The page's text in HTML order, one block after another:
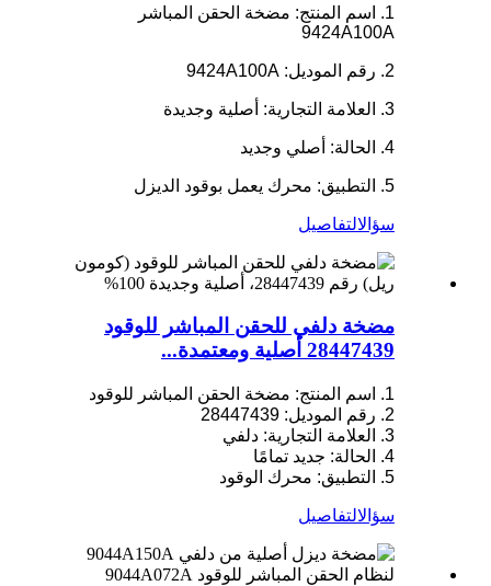
1. اسم المنتج: مضخة الحقن المباشر
9424A100A
2. رقم الموديل: 9424A100A
3. العلامة التجارية: أصلية وجديدة
4. الحالة: أصلي وجديد
5. التطبيق: محرك يعمل بوقود الديزل
سؤالالتفاصيل
مضخة دلفي للحقن المباشر للوقود
28447439 أصلية ومعتمدة...
1. اسم المنتج: مضخة الحقن المباشر للوقود
2. رقم الموديل: 28447439
3. العلامة التجارية: دلفي
4. الحالة: جديد تمامًا
5. التطبيق: محرك الوقود
سؤالالتفاصيل